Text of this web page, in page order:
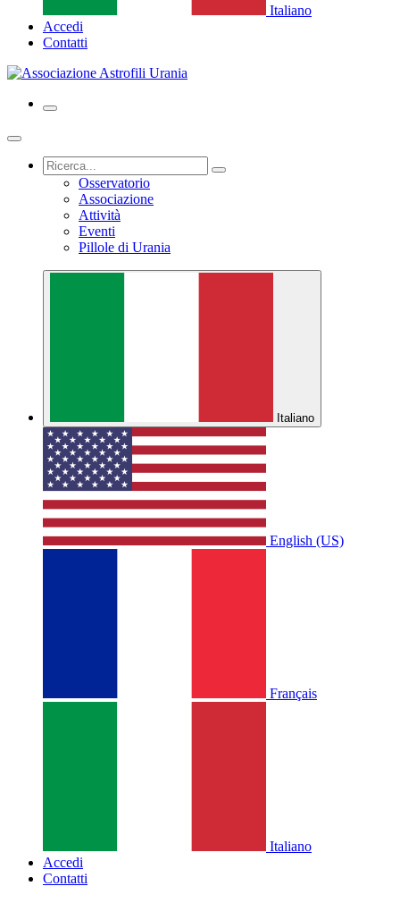
Italiano
Accedi
Contatti
Osservatorio
Associazione
Attività
Eventi
Pillole di Urania
Italiano
English (US)
Français
Italiano
Accedi
Contatti